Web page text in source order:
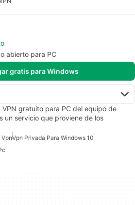
abierto para PC
gratis para Windows
VPN gratuito para PC del equipo de
un servicio que proviene de los
Vpn Privada Para Windows 10